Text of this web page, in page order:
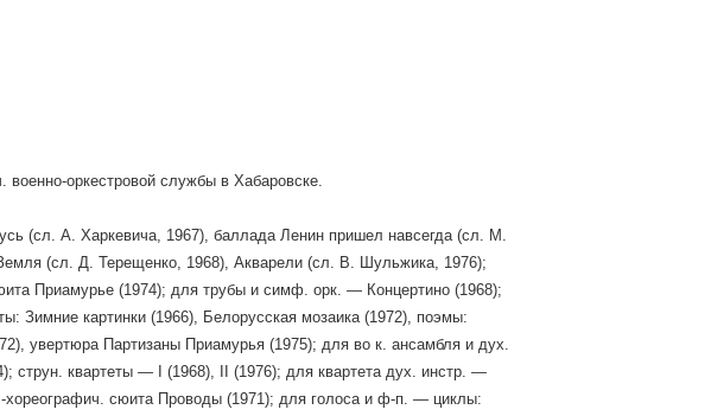
оркестровой службы в Хабаровске.
(сл. А. Харкевича, 1967), баллада Ленин пришел навсегда (сл. М.
(сл. Д. Терещенко, 1968), Акварели (сл. В. Шульжика, 1976);
Приамурье (1974); для трубы и симф. орк. — Концертино (1968);
картинки (1966), Белорусская мозаика (1972), поэмы:
увертюра Партизаны Приамурья (1975); для во к. ансамбля и дух.
квартеты — I (1968), II (1976); для квартета дух. инстр. —
сюита Проводы (1971); для голоса и ф-п. — циклы: